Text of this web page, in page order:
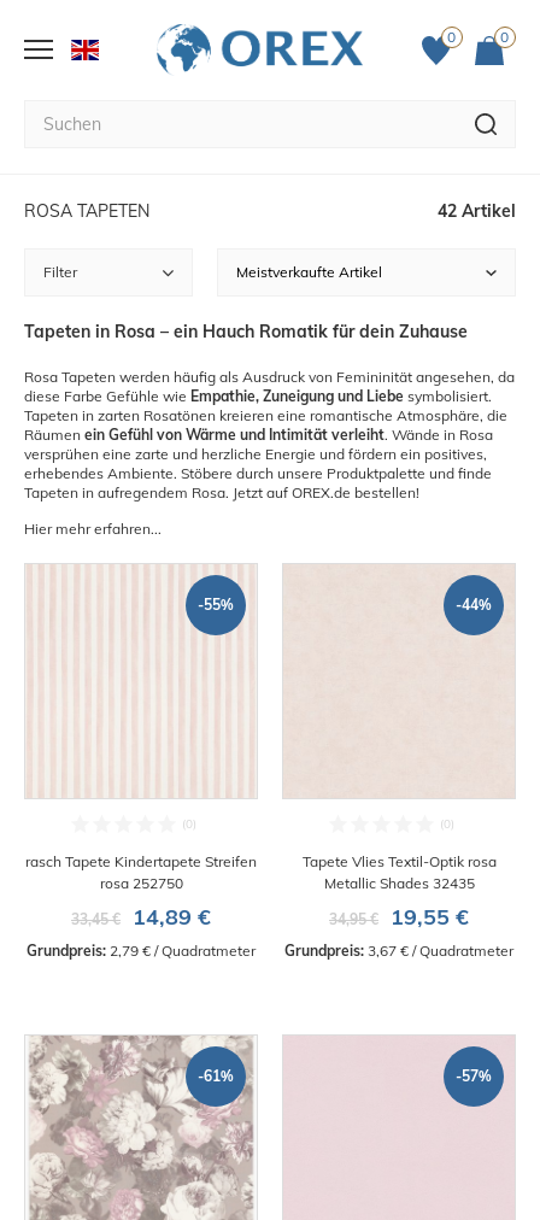
0 0
ROSA TAPETEN 42 Artikel
Filter
Tapeten in Rosa – ein Hauch Romatik für dein Zuhause
Rosa Tapeten werden häufig als Ausdruck von Femininität angesehen, da
diese Farbe Gefühle wie Empathie, Zuneigung und Liebe symbolisiert.
Tapeten in zarten Rosatönen kreieren eine romantische Atmosphäre, die
Räumen ein Gefühl von Wärme und Intimität verleiht. Wände in Rosa
versprühen eine zarte und herzliche Energie und fördern ein positives,
erhebendes Ambiente. Stöbere durch unsere Produktpalette und finde
Tapeten in aufregendem Rosa. Jetzt auf OREX.de bestellen!
Hier mehr erfahren...
-55%
rasch Tapete Kindertapete Streifen
rosa 252750
33,45 €
14,89 €
Grundpreis: 2,79 € / Quadratmeter
-44%
Tapete Vlies Textil-Optik rosa
Metallic Shades 32435
34,95 €
19,55 €
Grundpreis: 3,67 € / Quadratmeter
-61% -57%